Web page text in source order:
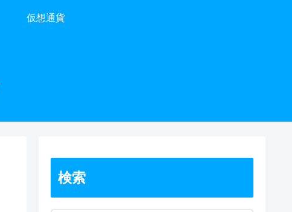
仮想通貨
検索